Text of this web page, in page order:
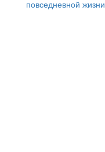
повседневной жизни